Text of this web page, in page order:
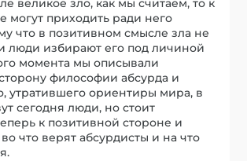
великое зло, как мы считаем, то к
могут приходить ради него
что в позитивном смысле зла не
люди избирают его под личиной
момента мы описывали
философии абсурда и
утратившего ориентиры мира, в
сегодня люди, но стоит
к позитивной стороне и
что верят абсурдисты и на что